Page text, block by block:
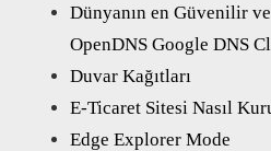
Dünyanın en Güvenilir
OpenDNS Google DNS
Duvar Kağıtları
E-Ticaret Sitesi Nasıl
Edge Explorer Mode